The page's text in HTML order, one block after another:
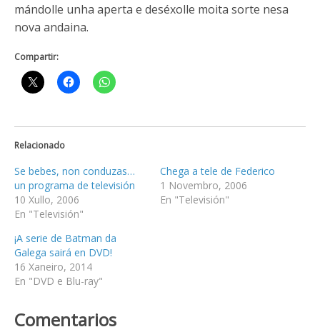
mándolle unha aperta e deséxolle moita sorte nesa
nova andaina.
Compartir:
Relacionado
Se bebes, non conduzas…
un programa de televisión
10 Xullo, 2006
En "Televisión"
Chega a tele de Federico
1 Novembro, 2006
En "Televisión"
¡A serie de Batman da
Galega sairá en DVD!
16 Xaneiro, 2014
En "DVD e Blu-ray"
Comentarios